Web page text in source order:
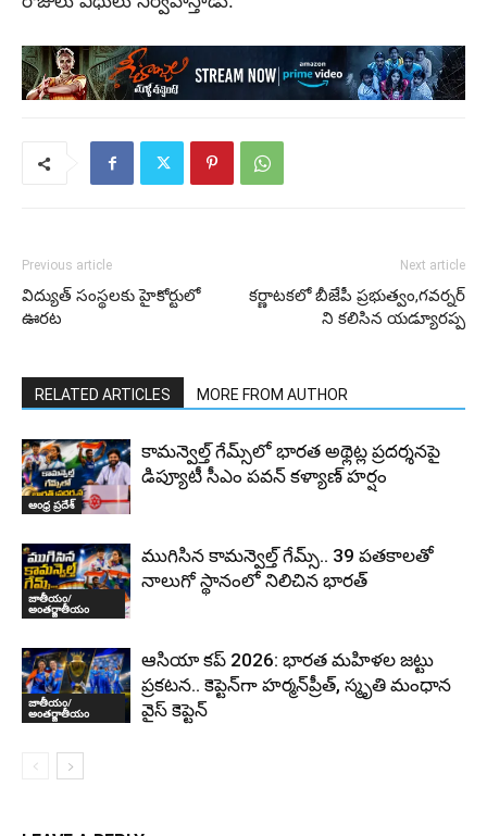
Previous article
విద్యుత్ సంస్థలకు హైకోర్టులో
ఊరట
Next article
కర్ణాటకలో బీజేపీ ప్రభుత్వం,గవర్నర్
ని కలిసిన యడ్యూరప్ప
RELATED ARTICLES MORE FROM AUTHOR
ఆంధ్ర ప్రదేశ్
కామన్వెల్త్ గేమ్స్‌లో భారత అథ్లెట్ల ప్రదర్శనపై
డిప్యూటీ సీఎం పవన్ కళ్యాణ్ హర్షం
జాతీయం/
అంతర్జాతీయం
ముగిసిన కామన్వెల్త్ గేమ్స్‌.. 39 పతకాలతో
నాలుగో స్థానంలో నిలిచిన భారత్
జాతీయం/
అంతర్జాతీయం
ఆసియా కప్ 2026: భారత మహిళల జట్టు
ప్రకటన.. కెప్టెన్‌గా హర్మన్‌ప్రీత్, స్మృతి మంధాన
వైస్ కెప్టెన్‌